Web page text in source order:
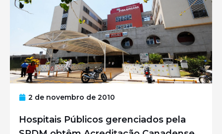
2 de novembro de 2010
Hospitais Públicos gerenciados pela